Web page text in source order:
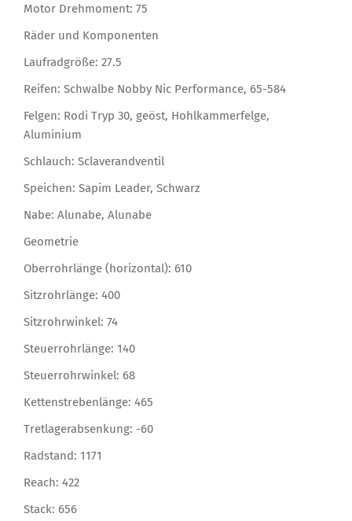
Motor Drehmoment: 75
Räder und Komponenten
Laufradgröße: 27.5
Reifen: Schwalbe Nobby Nic Performance, 65-584
Felgen: Rodi Tryp 30, geöst, Hohlkammerfelge,
Aluminium
Schlauch: Sclaverandventil
Speichen: Sapim Leader, Schwarz
Nabe: Alunabe, Alunabe
Geometrie
Oberrohrlänge (horizontal): 610
Sitzrohrlänge: 400
Sitzrohrwinkel: 74
Steuerrohrlänge: 140
Steuerrohrwinkel: 68
Kettenstrebenlänge: 465
Tretlagerabsenkung: -60
Radstand: 1171
Reach: 422
Stack: 656